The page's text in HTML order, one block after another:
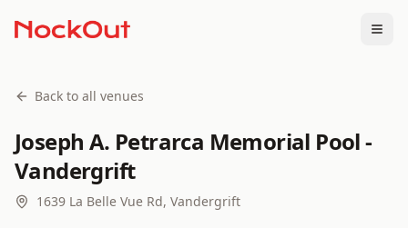
Back to all venues
Joseph A. Petrarca Memorial Pool -
Vandergrift
1639 La Belle Vue Rd, Vandergrift